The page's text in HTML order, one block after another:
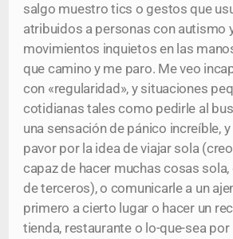
salgo muestro tics o gestos que
atribuidos a personas con autismo
movimientos inquietos en las
que camino y me paro. Me veo
con «regularidad», y situaciones
cotidianas tales como pedirle al
una sensación de pánico increíble,
pavor por la idea de viajar sola
capaz de hacer muchas cosas
de terceros), o comunicarle a un
primero a cierto lugar o hacer un
tienda, restaurante o lo-que-sea